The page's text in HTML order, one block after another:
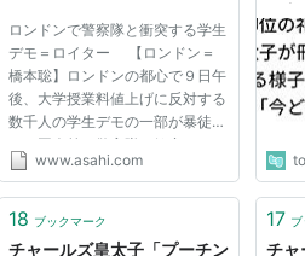
ロンドンで警察隊と衝突する学生
デモ＝ロイター 【ロンドン＝
橋本聡】ロンドンの都心で９日午
後、大学授業料値上げに反対する
数千人の学生デモの一部が暴徒化
し、国会前で警官隊と衝突した。
ＢＢＣ放送によると、学生らは財
り、通りかかったチャールズ皇太
www.asahi.com
だ？
18 ブックマーク
チャールズ皇太子「プーチン
17
チャ